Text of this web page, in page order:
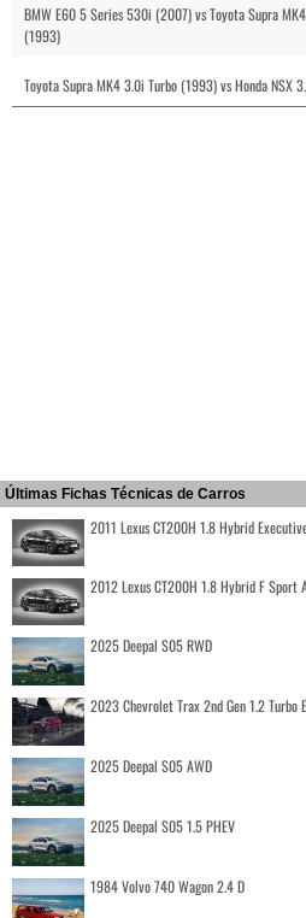
BMW E60 5 Series 530i (2007) vs Toyota Supra
(1993)
Toyota Supra MK4 3.0i Turbo (1993) vs Honda NSX
Últimas Fichas Técnicas de Carros
2011 Lexus CT200H 1.8 Hybrid
2012 Lexus CT200H 1.8 Hybrid F Sport
2025 Deepal S05 RWD
2023 Chevrolet Trax 2nd Gen 1.2 Turbo
2025 Deepal S05 AWD
2025 Deepal S05 1.5 PHEV
1984 Volvo 740 Wagon 2.4 D